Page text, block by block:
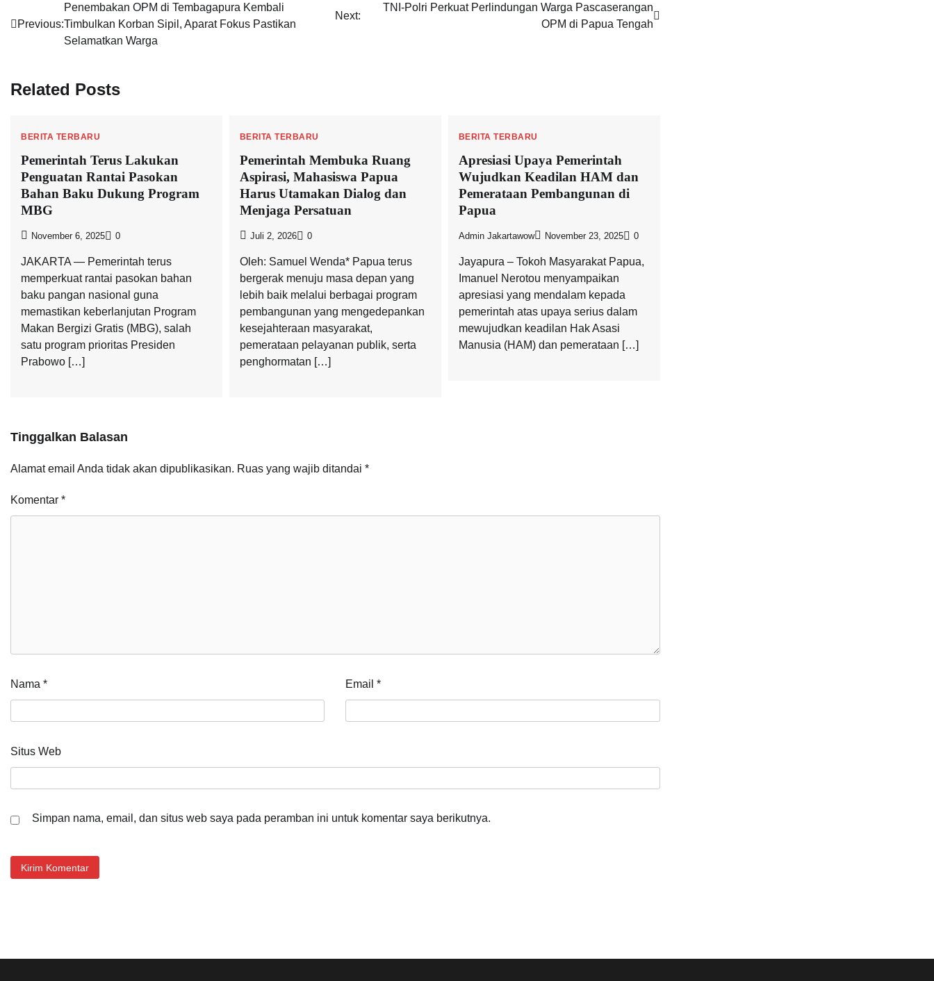
Navigasi
Previous:
Penembakan OPM di Tembagapura Kembali
Timbulkan Korban Sipil, Aparat Fokus Pastikan
Selamatkan Warga
Next:
TNI-Polri Perkuat Perlindungan Warga Pascaserangan
OPM di Papua Tengah
Related Posts
BERITA TERBARU
Pemerintah Terus Lakukan
Penguatan Rantai Pasokan
Bahan Baku Dukung Program
MBG
November 6, 2025 0
JAKARTA — Pemerintah terus
memperkuat rantai pasokan bahan
baku pangan nasional guna
memastikan keberlanjutan Program
Makan Bergizi Gratis (MBG), salah
satu program prioritas Presiden
Prabowo […]
BERITA TERBARU
Pemerintah Membuka Ruang
Aspirasi, Mahasiswa Papua
Harus Utamakan Dialog dan
Menjaga Persatuan
Juli 2, 2026 0
Oleh: Samuel Wenda* Papua terus
bergerak menuju masa depan yang
lebih baik melalui berbagai program
pembangunan yang mengedepankan
kesejahteraan masyarakat,
pemerataan pelayanan publik, serta
penghormatan […]
BERITA TERBARU
Apresiasi Upaya Pemerintah
Wujudkan Keadilan HAM dan
Pemerataan Pembangunan di
Papua
Admin Jakartawow November 23, 2025 0
Jayapura – Tokoh Masyarakat Papua,
Imanuel Nerotou menyampaikan
apresiasi yang mendalam kepada
pemerintah atas upaya serius dalam
mewujudkan keadilan Hak Asasi
Manusia (HAM) dan pemerataan […]
Tinggalkan Balasan
Alamat email Anda tidak akan dipublikasikan. Ruas yang wajib ditandai *
Komentar *
Nama * Email*
Situs Web
Simpan nama, email, dan situs web saya pada peramban ini untuk komentar saya berikutnya.